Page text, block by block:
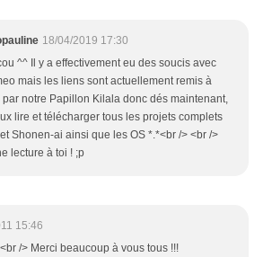
18/04/2019 17:30
^^ Il y a effectivement eu des soucis avec
mais les liens sont actuellement remis à
par notre Papillon Kilala donc dés maintenant,
lire et télécharger tous les projets complets
Shonen-ai ainsi que les OS *.*<br /> <br />
lecture à toi ! ;p
15:46
/> Merci beaucoup à vous tous !!!